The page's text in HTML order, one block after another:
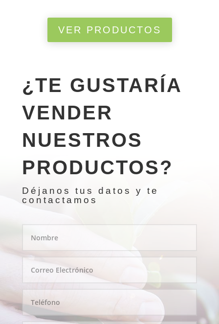
VER PRODUCTOS
¿TE GUSTARÍA
VENDER
NUESTROS
PRODUCTOS?
Déjanos tus datos y te
contactamos